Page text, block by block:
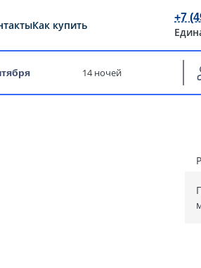
Как купить
+7
14 ночей